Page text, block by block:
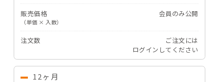
販売価格
（単価 × 入数）
会員のみ公開
注文数
ご注文には
ログイン してください
12ヶ月